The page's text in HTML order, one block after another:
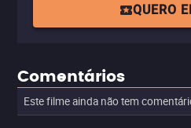
QUERO
Comentários
Este filme ainda não tem